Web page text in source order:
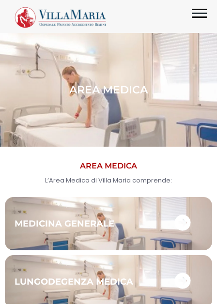
AREA MEDICA
AREA MEDICA
L’Area Medica di Villa Maria comprende:
MEDICINA GENERALE
LUNGODEGENZA MEDICA